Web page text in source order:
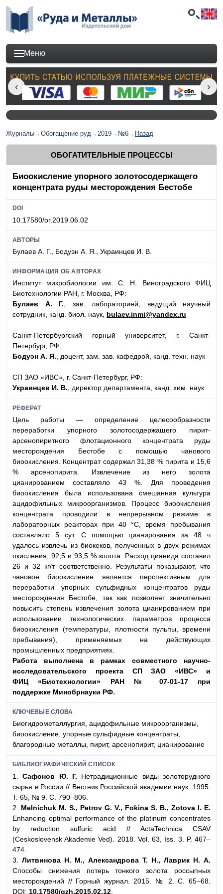
Меню
Журналы→Обогащение руд→2019→ №6→ Назад
ОБОГАТИТЕЛЬНЫЕ ПРОЦЕССЫ
Биоокисление упорного золотосодержащего
концентрата руды месторождения Бестобе
DOI
10.17580/or.2019.06.02
АВТОРЫ
Булаев А. Г., Бодуэн А. Я., Украинцев И. В.
ИНФОРМАЦИЯ ОБ АВТОРАХ
Институт микробиологии им. С. Н. Виноградского ФИЦ
Биотехнологии РАН, г. Москва, РФ:
Булаев А. Г., зав. лабораторией, ведущий научный
сотрудник, канд. биол. наук, bulaev.inmi@yandex.ru
Санкт-Петербургский горный университет, г. Санкт-
Петербург, РФ:
Бодуэн А. Я., доцент, зам. зав. кафедрой, канд. техн. наук
СП ЗАО «ИВС», г. Санкт-Петербург, РФ:
Украинцев И. В., директор департамента, канд. хим. наук
РЕФЕРАТ
Цель работы — определение целесообразности
переработки упорного золотосодержащего пирит-
арсенопиритного флотационного концентрата руды
месторождения Бестобе с помощью чанового
биоокисления. Концентрат содержал 31,38 % пирита и 15,6
% арсенопирита. Извлечение из него золота
цианированием составляло 43 %. Для проведения
биоокисления была использована смешанная культура
ацидофильных микроорганизмов. Процесс биоокисления
концентрата проводили в непрерывном режиме в
лабораторных реакторах при 40 °С, время пребывания
составляло 5 сут. С помощью цианирования за 48 ч
удалось извлечь из биокеков, полученных в двух режимах
окисления, 92,5 и 93,5 % золота. Расход цианида составил
26 и 32 кг/т соответственно. Результаты показывают, что
чановое биоокисление является перспективным для
переработки упорных сульфидных концентратов руды
месторождения Бестобе, так как позволяет значительно
повысить степень извлечения золота цианированием при
использовании технологических параметров процесса
биоокисления (температуры, плотности пульпы, времени
пребывания), применяемых на действующих
промышленных предприятиях.
Работа выполнена в рамках совместного научно-
исследовательского проекта СП ЗАО «ИВС» и
ФИЦ«Биотехнологии» РАН № 07-01-17 при
поддержке Минобрнауки РФ.
КЛЮЧЕВЫЕ СЛОВА
Биогидрометаллургия, ацидофильные микроорганизмы,
биоокисление, упорные сульфидные концентраты,
благородные металлы, пирит, арсенопирит, цианирование
БИБЛИОГРАФИЧЕСКИЙ СПИСОК
1.Сафонов Ю. Г. Нетрадиционные виды золоторудного
сырья в России // Вестник Российской академии наук. 1995.
Т. 65, № 9. С. 790–806.
2. Melnichuk M. S., Petrov G. V., Fokina S. B., Zotova I. E.
Enhancing optimal performance of the platinum concentrates
by reduction sulfuric acid // ActaTechnica CSAV
(Ceskoslovensk Akademie Ved). 2018. Vol. 63, Iss. 3. P. 467–
474.
3.
Литвинова Н. М., Александрова Т. Н., Лаврик Н. А.
Способы снижения потерь тонкого золота россыпных
месторождений // Горный журнал. 2015. № 2. С. 65–68.
DOI: 10.17580/gzh.2015.02.12